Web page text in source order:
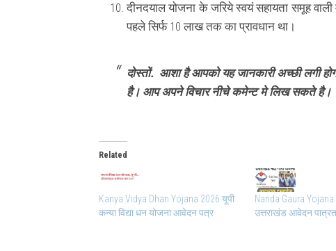
दीनदयाल योजना के जरिये स्वयं सहायता समूह
पहले सिर्फ 10 लाख तक का प्रावधान था।
दोस्तों. आशा है आपको यह जानकारी अच्छी लगी
है। आप अपने विचार नीचे कमेन्ट मे लिख सकते है।
Related
Kanya Vidya Dhan Yojana 2026 यूपी
कन्या विद्या धन योजना आवेदन पत्र
Nanda Gaura Yojana
उत्तराखंड आवेदन